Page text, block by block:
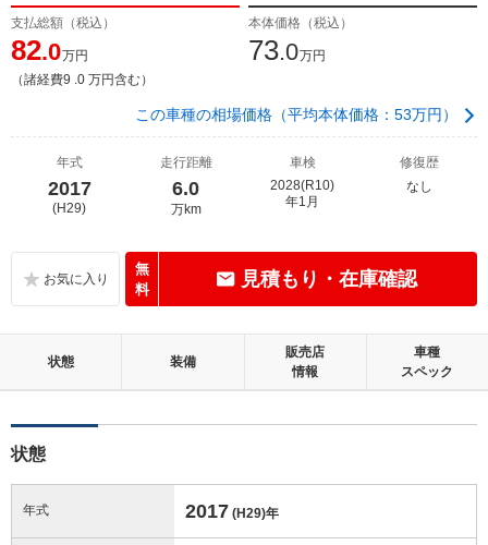
支払総額（税込）
82.0万円
（諸経費9 .0 万円含む）
本体価格（税込）
73.0万円
この車種の相場価格（平均本体価格：53万円）
年式
2017
(H29)
走行距離
6.0
万km
車検
2028(R10)
年1月
修復歴
なし
無
料
見積もり・在庫確認
状態 装備
販売店
情報
車種
スペック
状態
年式 2017 (H29)年